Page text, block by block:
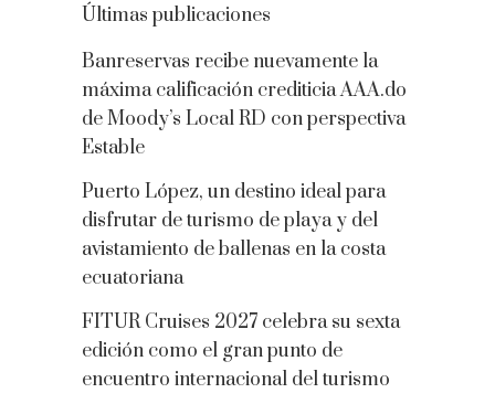
Últimas publicaciones
Banreservas recibe nuevamente la
máxima calificación crediticia AAA.do
de Moody’s Local RD con perspectiva
Estable
Puerto López, un destino ideal para
disfrutar de turismo de playa y del
avistamiento de ballenas en la costa
ecuatoriana
FITUR Cruises 2027 celebra su sexta
edición como el gran punto de
encuentro internacional del turismo